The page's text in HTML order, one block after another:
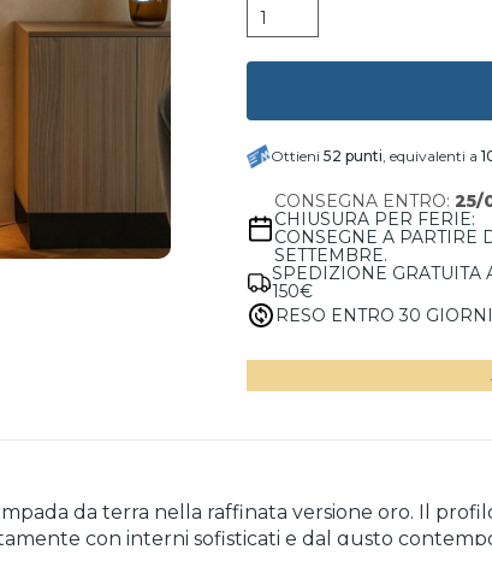
Ottieni 52 punti, equivalenti a
CONSEGNA ENTRO:25/
CHIUSURA PER FERIE:
CONSEGNE A PARTIRE
SETTEMBRE.
SPEDIZIONE GRATUITA
150€
RESO ENTRO 30 GIORNI
da terra nella raffinata versione oro. Il
con interni sofisticati e dal gusto
Grazie alla sorgente LED integrata